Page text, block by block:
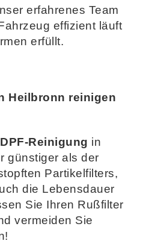
erfahrenes Team
effizient läuft
erfüllt.
Heilbronn reinigen
Reinigung in
günstiger als der
Partikelfilters,
die Lebensdauer
Sie Ihren Rußfilter
vermeiden Sie